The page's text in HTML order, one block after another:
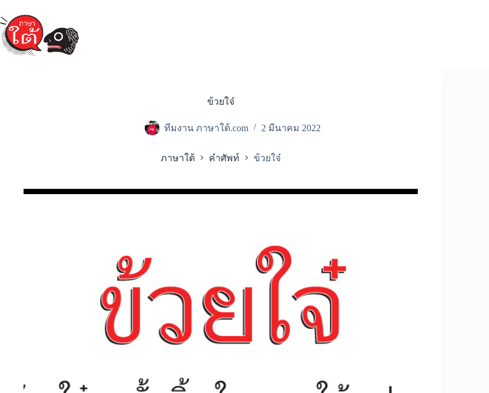
to
content
ข้วยใจ๋
ทีมงาน ภาษาใต้.com 2 มีนาคม 2022
ภาษาใต้ คำศัพท์ ข้วยใจ๋